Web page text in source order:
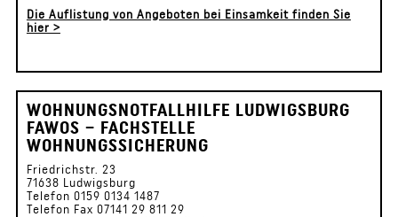
Die Auflistung von Angeboten bei Einsamkeit finden Sie
hier >
WOHNUNGSNOTFALLHILFE LUDWIGSBURG
FAWOS – FACHSTELLE
WOHNUNGSSICHERUNG
Friedrichstr. 23
71638 Ludwigsburg
Telefon 0159 0134 1487
Telefon Fax 07141 29 811 29